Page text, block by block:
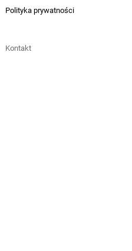
Polityka prywatności
Kontakt